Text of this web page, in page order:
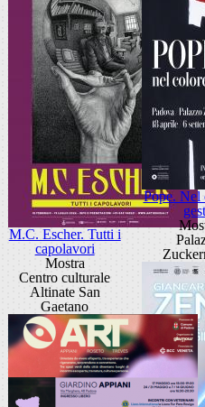
M.C. Escher. Tutti i
capolavori
Mostra
Centro culturale
Altinate San
Gaetano
Pope. Nel